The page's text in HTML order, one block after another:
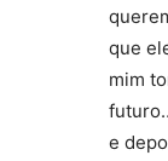
que
mim
e